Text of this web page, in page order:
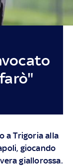
a Trigoria alla
giocando
giallorossa.